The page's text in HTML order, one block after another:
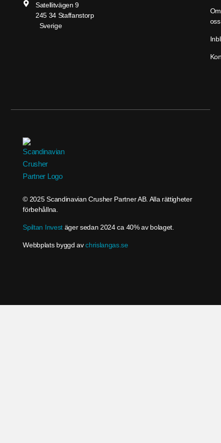
Satellitvägen 9
245 34 Staffanstorp
Sverige
Om
oss
© 2025 Scandinavian Crusher Partner AB. Alla rättigheter
förbehållna.
Spiltan Investäger sedan 2024 ca 40% av bolaget.
Webbplats byggd avchrislangas.se